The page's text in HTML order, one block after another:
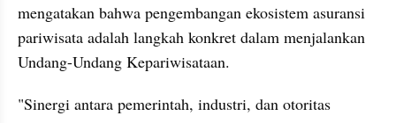
mengatakan bahwa pengembangan ekosistem asuransi
pariwisata adalah langkah konkret dalam menjalankan
Undang-Undang Kepariwisataan.
"Sinergi antara pemerintah, industri, dan otoritas